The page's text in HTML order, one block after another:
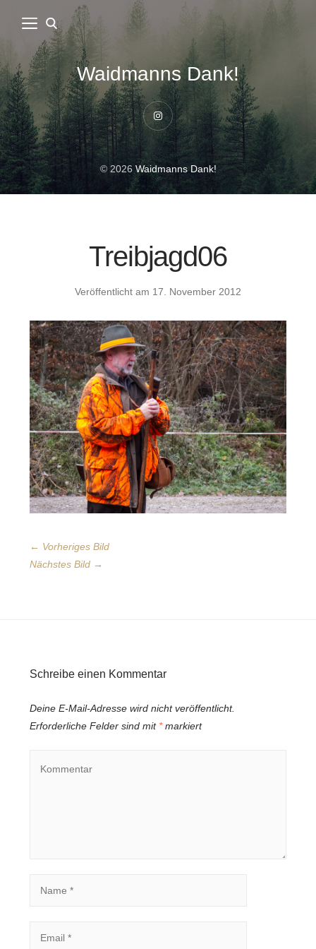
Waidmanns Dank!
Instagram
© 2026Waidmanns Dank!
Treibjagd06
Veröffentlicht am 17. November 2012
← Vorheriges Bild
Nächstes Bild →
Schreibe einen Kommentar
Deine E-Mail-Adresse wird nicht veröffentlicht.
Erforderliche Felder sind mit *markiert